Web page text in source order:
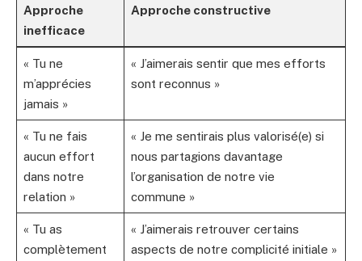
Approche
inefficace
Approche constructive
« Tu ne
m’apprécies
jamais »
« J’aimerais sentir que mes efforts
sont reconnus »
« Tu ne fais
aucun effort
dans notre
relation »
« Je me sentirais plus valorisé(e) si
nous partagions davantage
l’organisation de notre vie
commune »
« Tu as
complètement
« J’aimerais retrouver certains
aspects de notre complicité initiale »